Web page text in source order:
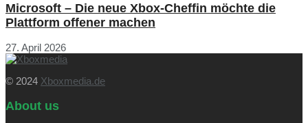
Microsoft – Die neue Xbox-Cheffin möchte die
Plattform offener machen
27. April 2026
© 2024 Xboxmedia.de
About us